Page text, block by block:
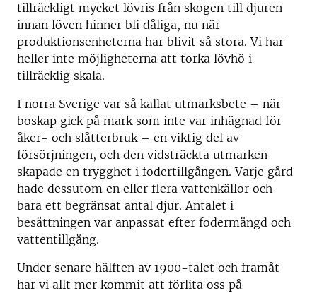
tillräckligt mycket lövris från skogen till djuren
innan löven hinner bli dåliga, nu när
produktionsenheterna har blivit så stora. Vi har
heller inte möjligheterna att torka lövhö i
tillräcklig skala.
I norra Sverige var så kallat utmarksbete – när
boskap gick på mark som inte var inhägnad för
åker- och slåtterbruk – en viktig del av
försörjningen, och den vidsträckta utmarken
skapade en trygghet i fodertillgången. Varje gård
hade dessutom en eller flera vattenkällor och
bara ett begränsat antal djur. Antalet i
besättningen var anpassat efter fodermängd och
vattentillgång.
Under senare hälften av 1900-talet och framåt
har vi allt mer kommit att förlita oss på